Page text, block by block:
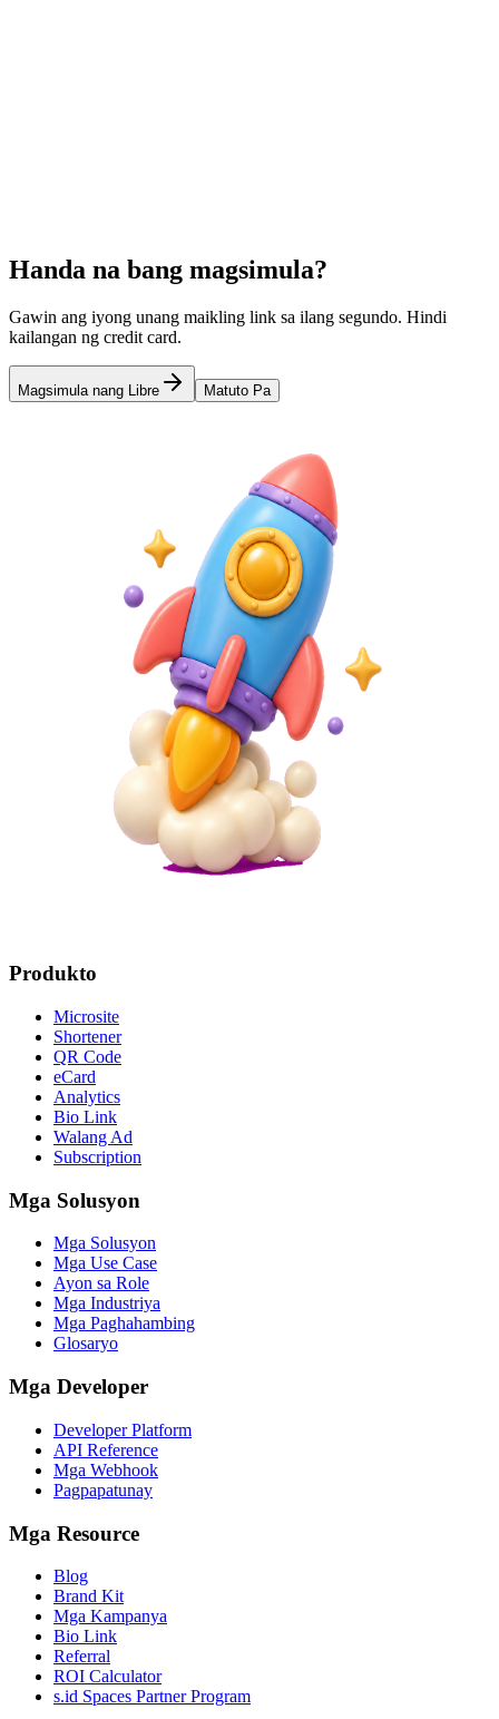
Link in Bio Tool QR Code Menus para sa Restaurants
Handa na bang magsimula?
Gawin ang iyong unang maikling link sa ilang segundo. Hindi
kailangan ng credit card.
Magsimula nang Libre Matuto Pa
Produkto
Microsite
Shortener
QR Code
eCard
Analytics
Bio Link
Walang Ad
Subscription
Mga Solusyon
Mga Solusyon
Mga Use Case
Ayon sa Role
Mga Industriya
Mga Paghahambing
Glosaryo
Mga Developer
Developer Platform
API Reference
Mga Webhook
Pagpapatunay
Mga Resource
Blog
Brand Kit
Mga Kampanya
Bio Link
Referral
ROI Calculator
s.id Spaces Partner Program